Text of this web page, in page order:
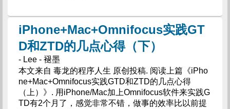
iPhone+Mac+Omnifocus实践GT
D和ZTD的几点心得（下）
- Lee - 褪墨
本文来自 毒龙的程序人生 原创投稿. 阅读上篇《iPho
ne+Mac+Omnifocus实践GTD和ZTD的几点心得
（上）》. 用iPhone/Mac加上Omnifocus软件来实践G
TD有2个月了，感觉非常不错，做事的效率比以前提